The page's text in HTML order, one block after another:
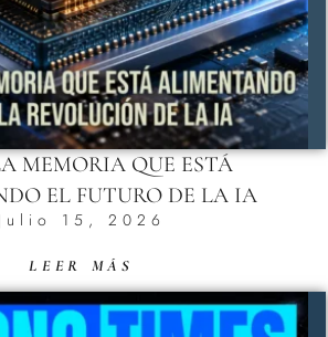
MEMORIA QUE ESTÁ
EL FUTURO DE LA IA
Julio 15, 2026
LEER MÁS